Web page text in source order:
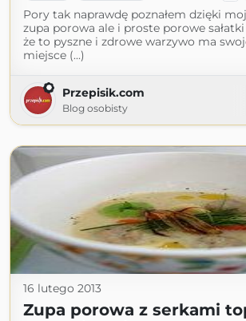
Pory tak naprawdę poznałem dzięki
zupa porowa ale i proste porowe
że to pyszne i zdrowe warzywo ma
miejsce (...)
Przepisik.com
Blog osobisty
16 lutego 2013
Zupa porowa z serkami